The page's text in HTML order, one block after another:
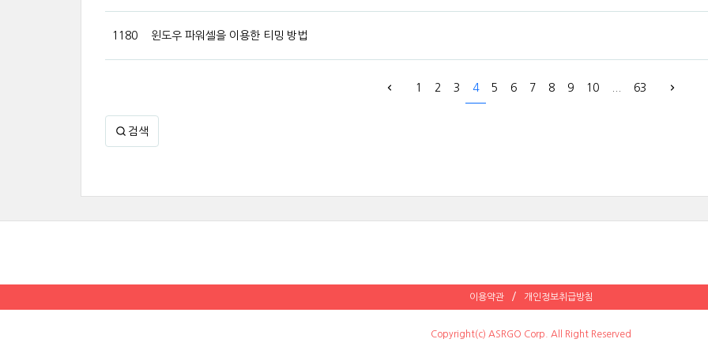
1180 윈도우 파워셀을 이용한 티밍 방법
1 2 3 4 5 6 7 8 9 10 63
검색
이용약관 개인정보취급방침
Copyright(c) ASRGO Corp. All Right Reserved